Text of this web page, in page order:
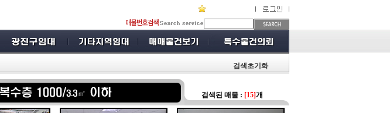
검색초기화
검색된 매물 : [15]개